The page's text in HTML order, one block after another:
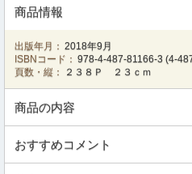
商品情報
出版年月： 2018年9月
ISBNコード： 978-4-487-81166-3 (4-
頁数・縦：
２３８Ｐ ２３ｃｍ
商品の内容
おすすめコメント